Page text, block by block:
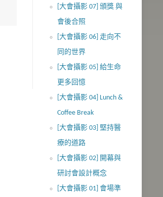
[大會攝影 07] 頒獎 與
會後合照
[大會攝影 06] 走向不
同的世界
[大會攝影 05] 給生命
更多回憶
[大會攝影 04] Lunch &
Coffee Break
[大會攝影 03] 堅持醫
療的道路
[大會攝影 02] 開幕與
研討會設計概念
[大會攝影 01] 會場準